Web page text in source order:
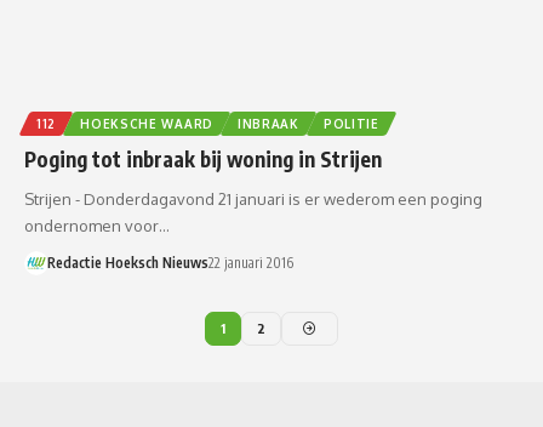
112 HOEKSCHE WAARD INBRAAK POLITIE
Poging tot inbraak bij woning in Strijen
Strijen - Donderdagavond 21 januari is er wederom een poging
ondernomen voor…
Redactie Hoeksch Nieuws22 januari 2016
1 2